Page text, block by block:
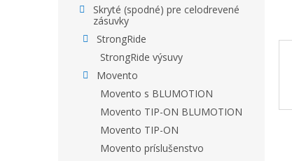
Skryté (spodné) pre celodrevené
zásuvky
StrongRide
StrongRide výsuvy
Movento
Movento s BLUMOTION
Movento TIP-ON BLUMOTION
Movento TIP-ON
Movento príslušenstvo